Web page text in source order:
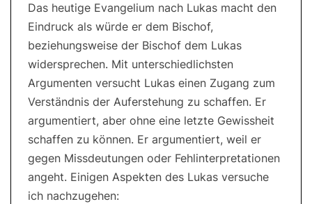
Das heutige Evangelium nach Lukas macht den
Eindruck als würde er dem Bischof,
beziehungsweise der Bischof dem Lukas
widersprechen. Mit unterschiedlichsten
Argumenten versucht Lukas einen Zugang zum
Verständnis der Auferstehung zu schaffen. Er
argumentiert, aber ohne eine letzte Gewissheit
schaffen zu können. Er argumentiert, weil er
gegen Missdeutungen oder Fehlinterpretationen
angeht. Einigen Aspekten des Lukas versuche
ich nachzugehen: